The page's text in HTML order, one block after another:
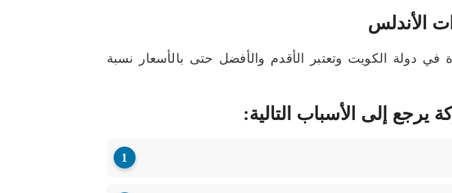
الأندلس
دولة الكويت وتعتبر الأقدم والأفضل حتى بالأسعار نسبة
يرجع إلى الأسباب التالية: